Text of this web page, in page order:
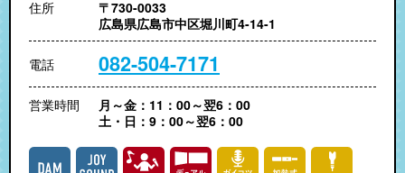
住所
〒730-0033
広島県広島市中区堀川町4-14-1
電話 082-504-7171
営業時間
月～金：11：00～翌6：00
土・日：9：00～翌6：00